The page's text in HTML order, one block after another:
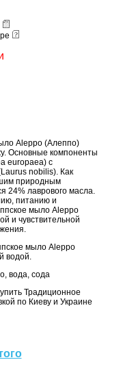
Aleppo (Алеппо)
Основные компоненты
europaea) с
nobilis). Как
природным
24% лаврового масла.
питанию и
мыло Aleppo
и чувствительной
мыло Aleppo
водой.
вода, сода
Традиционное
по Киеву и Украине